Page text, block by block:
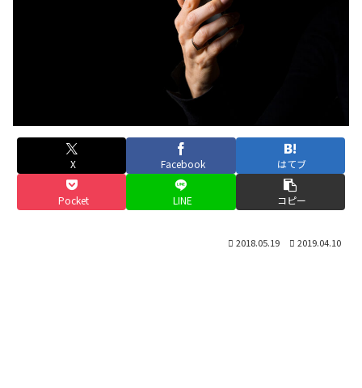
X Facebook はてブ
Pocket LINE コピー
2018.05.19 2019.04.10